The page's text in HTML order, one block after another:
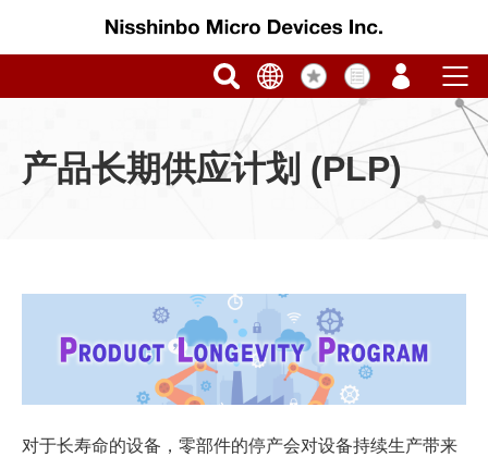
产品长期供应计划 (PLP)
对于长寿命的设备，零部件的停产会对设备持续生产带来